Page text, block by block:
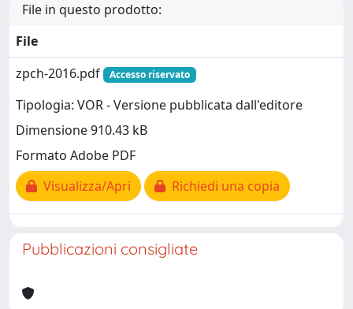
File in questo prodotto:
File
zpch-2016.pdf
Accesso riservato
Tipologia: VOR - Versione pubblicata dall'editore
Dimensione 910.43 kB
Formato Adobe PDF
Visualizza/Apri
Richiedi una copia
Pubblicazioni consigliate